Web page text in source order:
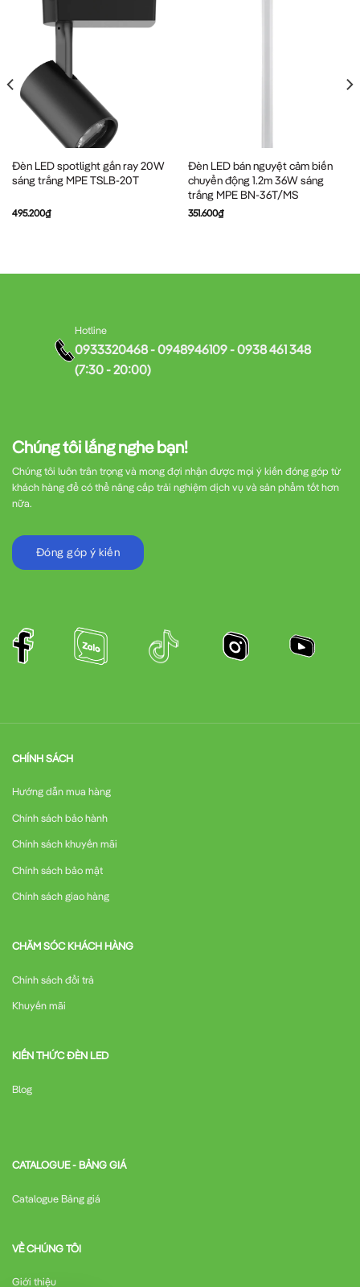
Đèn LED spotlight gắn ray 20W
sáng trắng MPE TSLB-20T
495.200₫
Đèn LED bán nguyệt cảm biến
chuyển động 1.2m 36W sáng
trắng MPE BN-36T/MS
351.600₫
Chúng tôi lắng nghe bạn!
Chúng tôi luôn trân trọng và mong đợi nhận được mọi ý kiến đóng góp từ
khách hàng để có thể nâng cấp trải nghiệm dịch vụ và sản phẩm tốt hơn
nữa.
Đóng góp ý kiến
Hotline
0933320468 - 0948946109 - 0938 461 348
(7:30 - 20:00)
CHÍNH SÁCH
Hướng dẫn mua hàng
Chính sách bảo hành
Chính sách khuyến mãi
Chính sách bảo mật
Chính sách giao hàng
CHĂM SÓC KHÁCH HÀNG
Chính sách đổi trả
Khuyến mãi
KIẾN THỨC ĐÈN LED
Blog
CATALOGUE - BẢNG GIÁ
Catalogue Bảng giá
VỀ CHÚNG TÔI
Giới thiệu